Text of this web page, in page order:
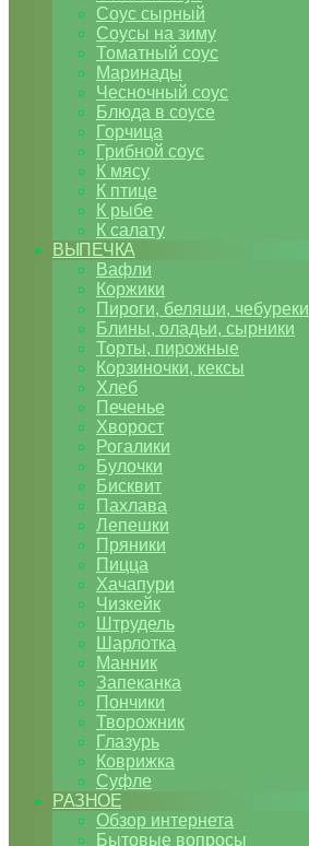
Соус сырный
Соусы на зиму
Томатный соус
Маринады
Чесночный соус
Блюда в соусе
Горчица
Грибной соус
К мясу
К птице
К рыбе
К салату
ВЫПЕЧКА
Вафли
Коржики
Пироги, беляши, чебуреки
Блины, оладьи, сырники
Торты, пирожные
Корзиночки, кексы
Хлеб
Печенье
Хворост
Рогалики
Булочки
Бисквит
Пахлава
Лепешки
Пряники
Пицца
Хачапури
Чизкейк
Штрудель
Шарлотка
Манник
Запеканка
Пончики
Творожник
Глазурь
Коврижка
Суфле
РАЗНОЕ
Обзор интернета
Бытовые вопросы